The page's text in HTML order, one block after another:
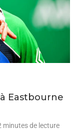
Eastbourne
minutes de lecture